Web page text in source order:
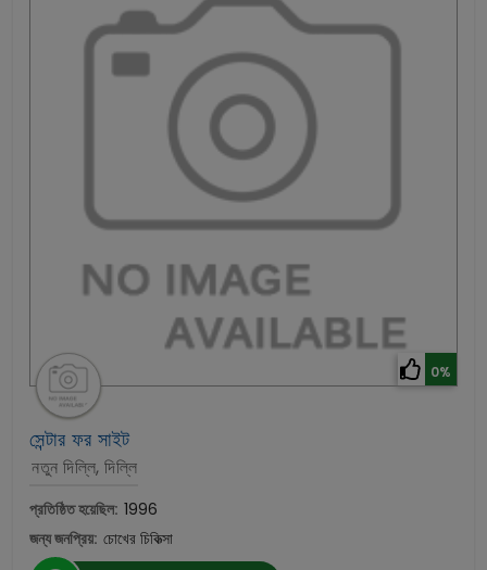
0%
সেন্টার ফর সাইট
নতুন দিল্লি, দিল্লি
প্রতিষ্ঠিত হয়েছিল: 1996
জন্য জনপ্রিয়: চোখের চিকিত্সা